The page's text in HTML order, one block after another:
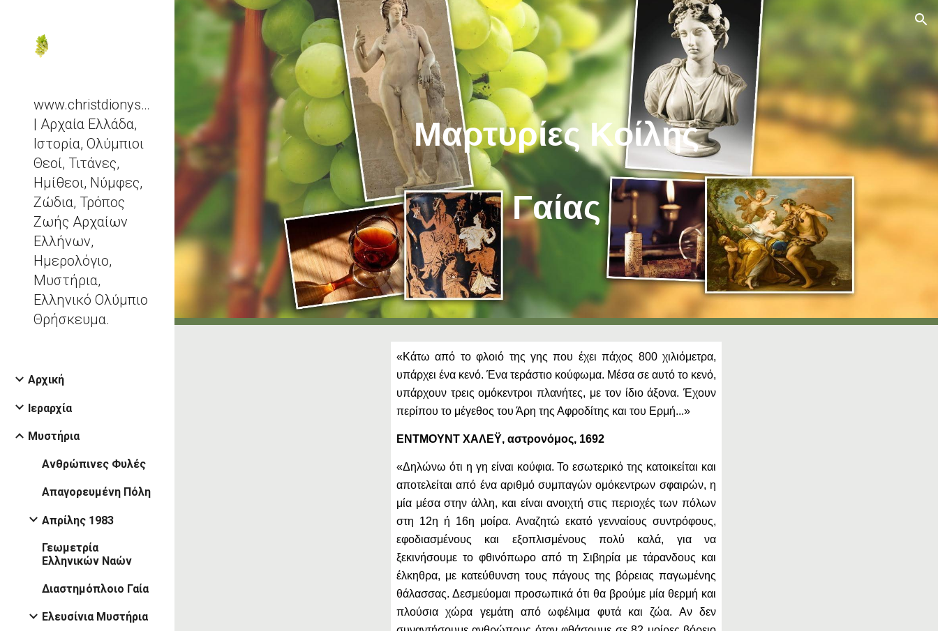
Skip to main content Skip to navigation
www.christdionysos.com
| Αρχαία Ελλάδα,
Ιστορία, Ολύμπιοι
Θεοί, Τιτάνες,
Ημίθεοι, Νύμφες,
Ζώδια, Τρόπος
Ζωής Αρχαίων
Ελλήνων,
Ημερολόγιο,
Μυστήρια,
Ελληνικό Ολύμπιο
Θρήσκευμα.
Αρχική
Ιεραρχία
Μυστήρια
Ανθρώπινες Φυλές
Απαγορευμένη Πόλη
Απρίλης 1983
Γεωμετρία
Ελληνικών Ναών
Διαστημόπλοιο Γαία
Ελευσίνια Μυστήρια
Μαρτυρίες Κοίλης
Γαίας
«Κάτω από το φλοιό της γης που έχει πάχος 800 χιλιόμετρα,
υπάρχει ένα κενό. Ένα τεράστιο κούφωμα. Μέσα σε αυτό το κενό,
υπάρχουν τρεις oμόκεντροι πλανήτες, με τον ίδιο άξονα. Έχουν
περίπου το μέγεθος του Άρη της Αφροδίτης και του Ερμή...»
ΕΝΤΜΟΥΝΤ ΧΑΛΕΫ, αστρονόμος, 1692
«Δηλώνω ότι η γη είναι κούφια. Το εσωτερικό της κατοικείται και
αποτελείται από ένα αριθμό συμπαγών ομόκεντρων σφαιρών, η
μία μέσα στην άλλη, και είναι ανοιχτή στις περιοχές των πόλων
στη 12η ή 16η μοίρα. Αναζητώ εκατό γενναίους συντρόφους,
εφοδιασμένους και εξοπλισμένους πολύ καλά, για να
ξεκινήσουμε το φθινόπωρο από τη Σιβηρία με τάρανδους και
έλκηθρα, με κατεύθυνση τους πάγους της βόρειας παγωμένης
θάλασσας. Δεσμεύομαι προσωπικά ότι θα βρούμε μία θερμή και
πλούσια χώρα γεμάτη από ωφέλιμα φυτά και ζώα. Αν δεν